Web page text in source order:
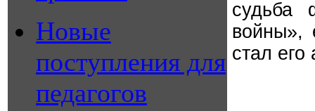
Новые
поступления для
педагогов
судьба
войны»,
стал его